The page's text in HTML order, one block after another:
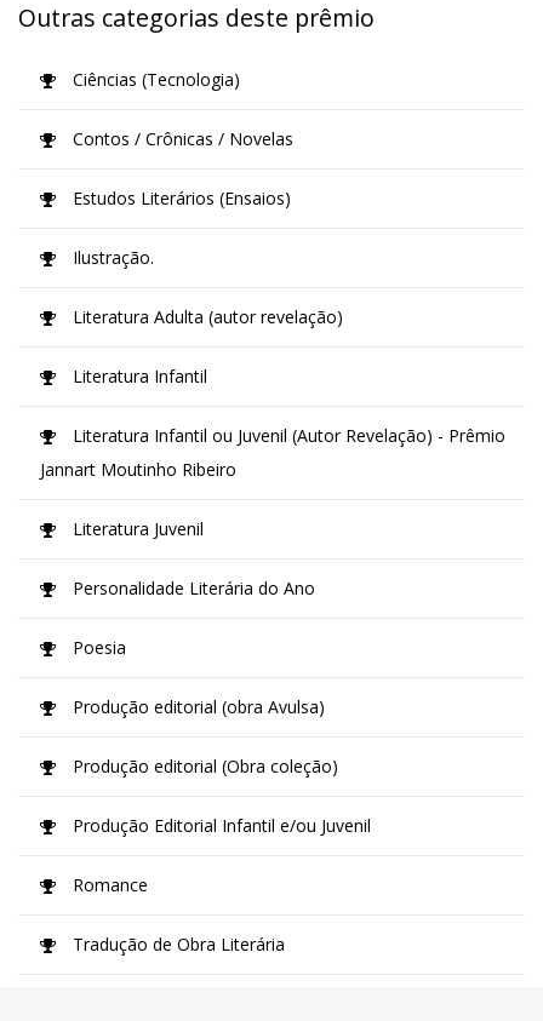
Outras categorias deste prêmio
Ciências (Tecnologia)
Contos / Crônicas / Novelas
Estudos Literários (Ensaios)
Ilustração.
Literatura Adulta (autor revelação)
Literatura Infantil
Literatura Infantil ou Juvenil (Autor Revelação) - Prêmio
Jannart Moutinho Ribeiro
Literatura Juvenil
Personalidade Literária do Ano
Poesia
Produção editorial (obra Avulsa)
Produção editorial (Obra coleção)
Produção Editorial Infantil e/ou Juvenil
Romance
Tradução de Obra Literária